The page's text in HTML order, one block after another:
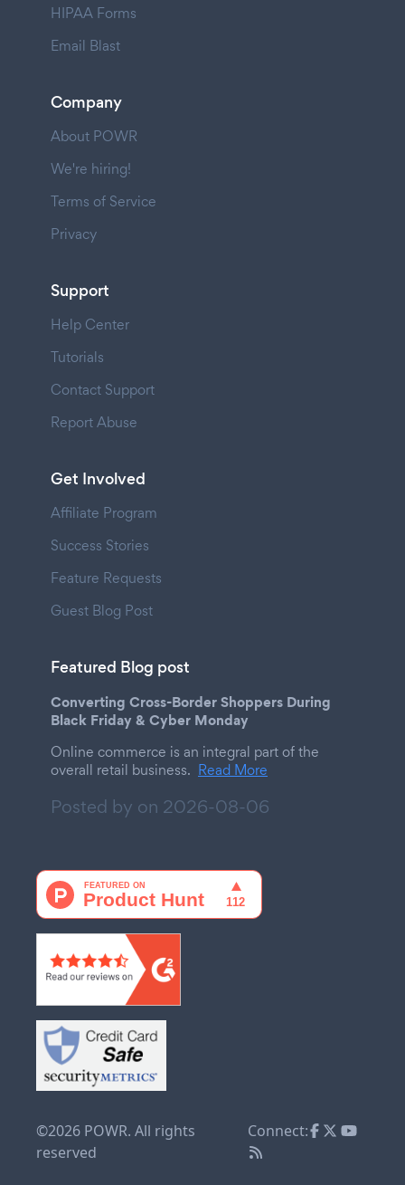
HIPAA Forms
Email Blast
Company
About POWR
We're hiring!
Terms of Service
Privacy
Support
Help Center
Tutorials
Contact Support
Report Abuse
Get Involved
Affiliate Program
Success Stories
Feature Requests
Guest Blog Post
Featured Blog post
Converting Cross-Border Shoppers During
Black Friday & Cyber Monday
Online commerce is an integral part of the
overall retail business. Read More
Posted by on 2026-08-06
©2026 POWR. All rights
reserved
Connect: